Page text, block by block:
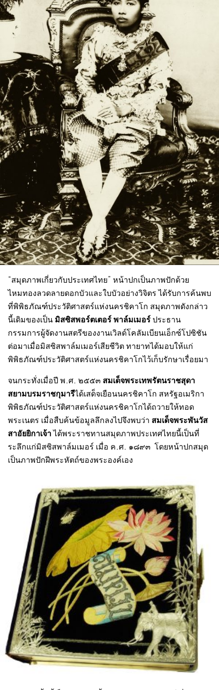
“สมุดภาพเกี่ยวกับประเทศไทย” หน้าปกเป็นภาพปักด้วย
ไหมทองลวดลายดอกบัวและใบบัวอย่างวิจิตร ได้รับการค้นพบ
ที่พิพิธภัณฑ์ประวัติศาสตร์แห่งนครชิคาโก สมุดภาพดังกล่าว
นี้เดิมของเป็น มิสซิสพอร์ตเตอร์ พาล์มเมอร์ประธาน
กรรมการผู้จัดงานสตรีของงานเวิลด์โคลัมเบียนเอ็กซ์โปซิชัน
ต่อมาเมื่อมิสซิสพาล์มเมอร์เสียชีวิต ทายาทได้มอบให้แก่
พิพิธภัณฑ์ประวัติศาสตร์แห่งนครชิคาโกไว้เก็บรักษาเรื่อยมา
จนกระทั่งเมื่อปี พ.ศ. ๒๕๕๓ สมเด็จพระเทพรัตนราชสุดา
สยามบรมราชกุมารีได้เสด็จเยือนนครชิคาโก สหรัฐอเมริกา
พิพิธภัณฑ์ประวัติศาสตร์แห่งนครชิคาโกได้ถวายให้ทอด
พระเนตร เมื่อสืบค้นข้อมูลลึกลงไปจึงพบว่า สมเด็จพระพันวัส
สาอัยยิกาเจ้าได้พระราชทานสมุดภาพประเทศไทยนี้เป็นที่
ระลึกแก่มิสซิสพาล์มเมอร์ เมื่อ ค.ศ. ๑๘๙๓ โดยหน้าปกสมุด
เป็นภาพปักฝีพระหัตถ์ของพระองค์เอง